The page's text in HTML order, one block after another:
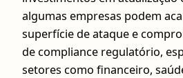
algumas empresas podem
superfície de ataque e
de compliance regulatório,
setores como financeiro,